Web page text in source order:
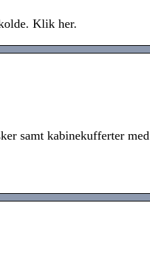
Klik her.
samt kabinekufferter med